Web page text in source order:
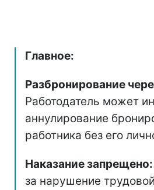
Главное:
Разбронирование
Работодатель может
аннулирование
работника без его
Наказание запрещено:
за нарушение